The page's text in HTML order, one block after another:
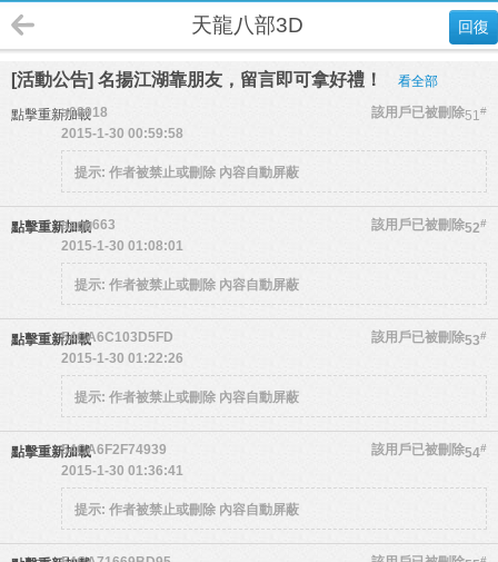
回復
天龍八部3D
[活動公告] 名揚江湖靠朋友，留言即可拿好禮！ 看全部
點擊重新加載 51#
a08918
該用戶已被刪除
2015-1-30 00:59:58
提示: 作者被禁止或刪除 內容自動屏蔽
點擊重新加載 52#
aagg663
該用戶已被刪除
2015-1-30 01:08:01
提示: 作者被禁止或刪除 內容自動屏蔽
點擊重新加載 53#
54CA6C103D5FD
該用戶已被刪除
2015-1-30 01:22:26
提示: 作者被禁止或刪除 內容自動屏蔽
點擊重新加載 54#
54CA6F2F74939
該用戶已被刪除
2015-1-30 01:36:41
提示: 作者被禁止或刪除 內容自動屏蔽